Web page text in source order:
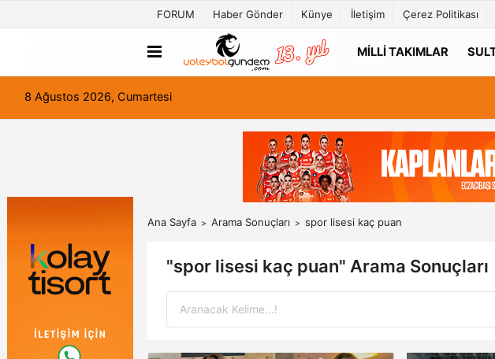
FORUM Haber Gönder Künye İletişim Çerez Politikası
MILLI TAKIMLAR
8 Ağustos 2026, Cumartesi
Ana Sayfa Arama Sonuçları spor lisesi kaç puan
"spor lisesi kaç puan" Arama Sonuçları